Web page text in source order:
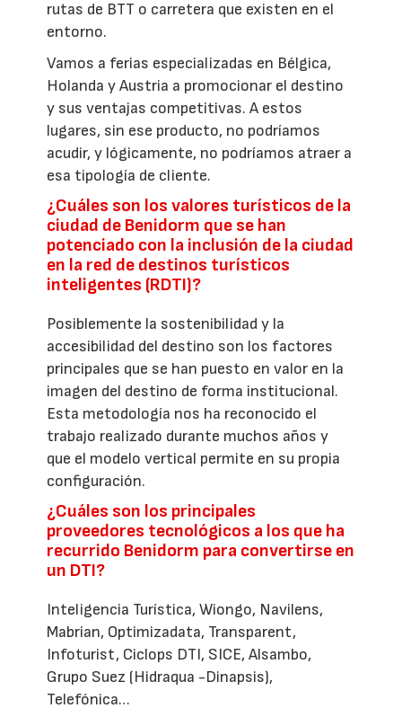
rutas de BTT o carretera que existen en el
entorno.
Vamos a ferias especializadas en Bélgica,
Holanda y Austria a promocionar el destino
y sus ventajas competitivas. A estos
lugares, sin ese producto, no podríamos
acudir, y lógicamente, no podríamos atraer a
esa tipología de cliente.
¿Cuáles son los valores turísticos de la
ciudad de Benidorm que se han
potenciado con la inclusión de la ciudad
en la red de destinos turísticos
inteligentes (RDTI)?
Posiblemente la sostenibilidad y la
accesibilidad del destino son los factores
principales que se han puesto en valor en la
imagen del destino de forma institucional.
Esta metodología nos ha reconocido el
trabajo realizado durante muchos años y
que el modelo vertical permite en su propia
configuración.
¿Cuáles son los principales
proveedores tecnológicos a los que ha
recurrido Benidorm para convertirse en
un DTI?
Inteligencia Turística, Wiongo, Navilens,
Mabrian, Optimizadata, Transparent,
Infoturist, Ciclops DTI, SICE, Alsambo,
Grupo Suez (Hidraqua -Dinapsis),
Telefónica…